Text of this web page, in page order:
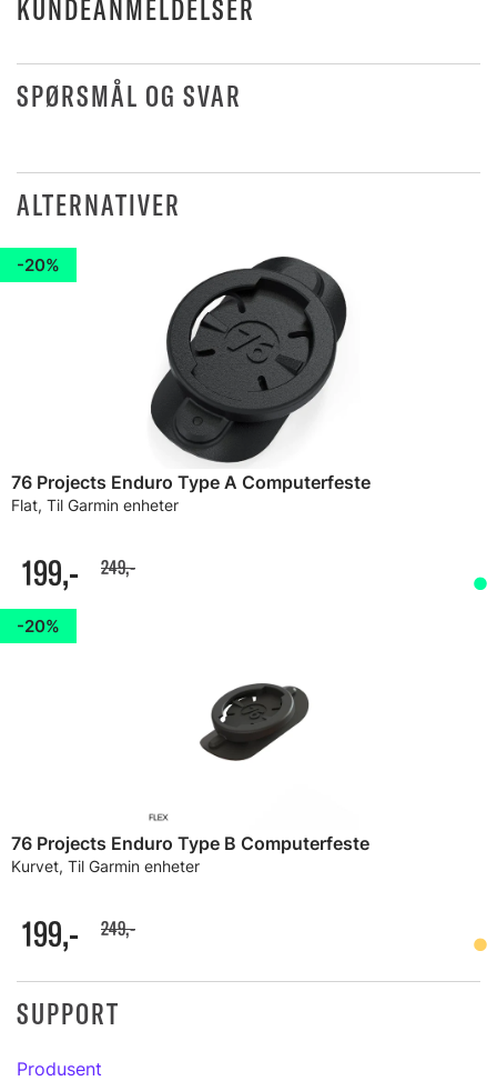
KUNDEANMELDELSER
SPØRSMÅL OG SVAR
ALTERNATIVER
20%
76 Projects Enduro Type A Computerfeste
Flat, Til Garmin enheter
199,- 249,-
20%
76 Projects Enduro Type B Computerfeste
Kurvet, Til Garmin enheter
199,- 249,-
SUPPORT
Produsent